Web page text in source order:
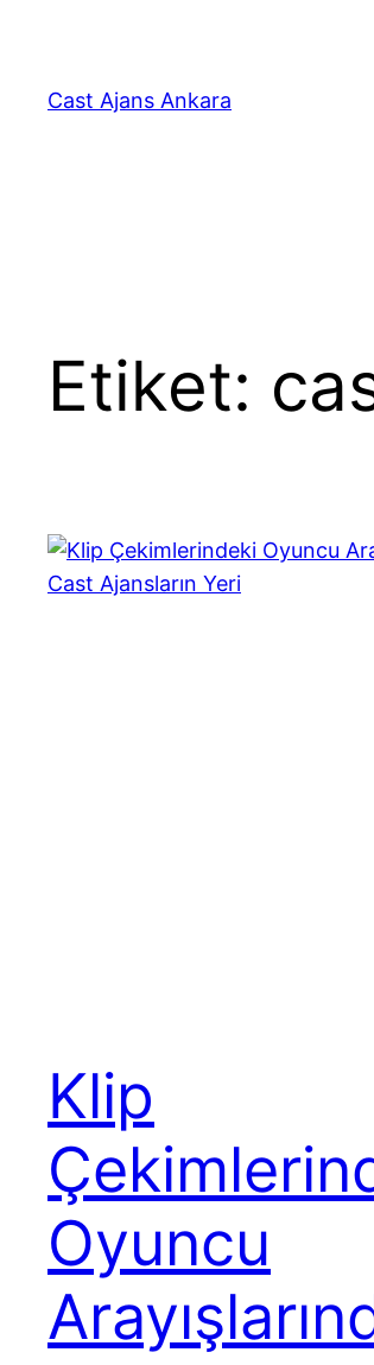
Cast Ajans Ankara
Etiket:
Klip
Oyuncu